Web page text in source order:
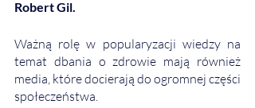
Robert Gil.
Ważną rolę w popularyzacji wiedzy na
temat dbania o zdrowie mają również
media, które docierają do ogromnej części
społeczeństwa.